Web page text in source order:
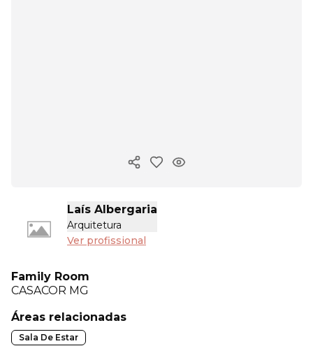
Copiar link
Laís Albergaria
Arquitetura
Ver profissional
Family Room
CASACOR MG
Áreas relacionadas
Sala De Estar